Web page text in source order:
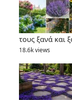
τους ξανά και
18.6k views